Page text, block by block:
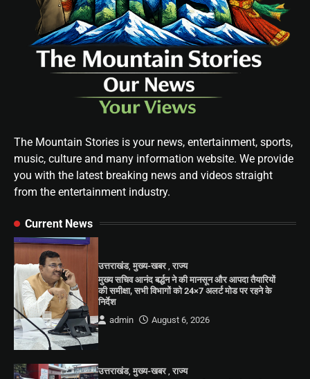
The Mountain Stories is your news, entertainment, sports,
music, culture and many information website. We provide
you with the latest breaking news and videos straight
from the entertainment industry.
Current News
उत्तराखंड,मुख्य-खबर,राज्य
मुख्य सचिव आनंद बर्द्धन ने की मानसून और आपदा तैयारियों
की समीक्षा, सभी विभागों को 24×7 अलर्ट मोड पर रहने के
निर्देश
admin
August 6, 2026
उत्तराखंड,मुख्य-खबर,राज्य